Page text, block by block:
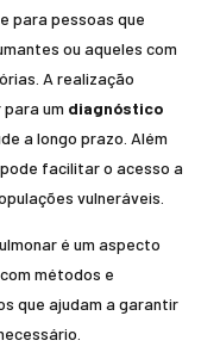
para pessoas que
ou aqueles com
A realização
um diagnóstico
a longo prazo. Além
facilitar o acesso a
vulneráveis.
é um aspecto
métodos e
que ajudam a garantir